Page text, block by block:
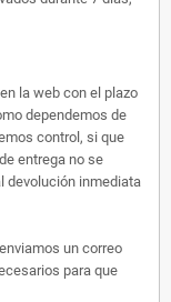
la web con el plazo
dependemos de
control, si que
entrega no se
devolución inmediata
un correo
para que